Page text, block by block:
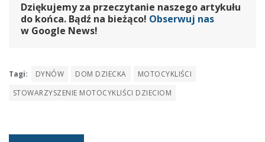
Dziękujemy za przeczytanie naszego artykułu
do końca. Bądź na bieżąco! Obserwuj nas
w Google News!
Tagi: DYNÓW DOM DZIECKA
MOTOCYKLIŚCI
STOWARZYSZENIE MOTOCYKLIŚCI DZIECIOM